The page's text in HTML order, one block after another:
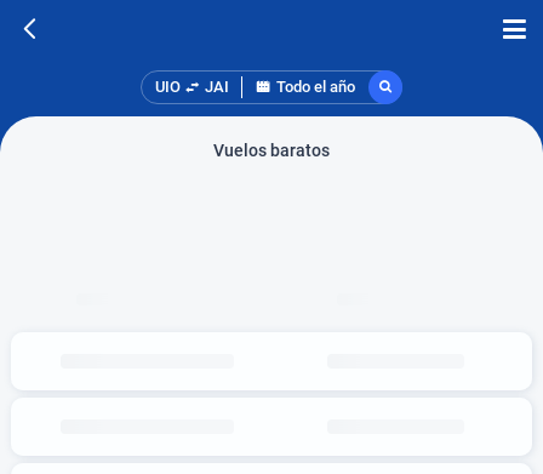
UIO JAI Todo el año
Vuelos baratos